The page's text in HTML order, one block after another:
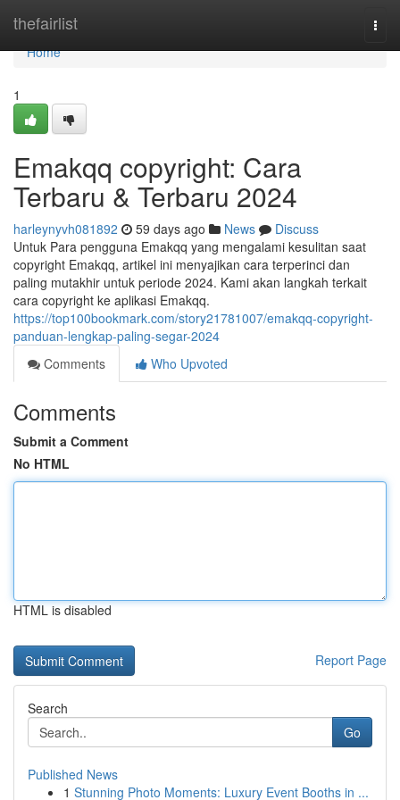
thefairlist
Home
Home
1
Emakqq copyright: Cara
Terbaru & Terbaru 2024
harleynyvh081892 59 days ago News
Discuss
Untuk Para pengguna Emakqq yang mengalami kesulitan saat
copyright Emakqq, artikel ini menyajikan cara terperinci dan
paling mutakhir untuk periode 2024. Kami akan langkah terkait
cara copyright ke aplikasi Emakqq.
https://top100bookmark.com/story21781007/emakqq-copyright-
panduan-lengkap-paling-segar-2024
Comments
Who Upvoted
Comments
Submit a Comment
No HTML
HTML is disabled
Report Page
Search
Go
Published News
1 Stunning Photo Moments: Luxury Event Booths in ...